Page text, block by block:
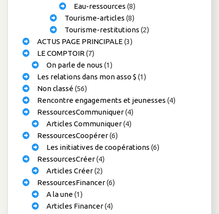
Eau-ressources (8)
Tourisme-articles (8)
Tourisme-restitutions (2)
ACTUS PAGE PRINCIPALE(3)
LE COMPTOIR (7)
On parle de nous (1)
Les relations dans mon asso $ (1)
Non classé(56)
Rencontre engagements et jeunesses (4)
RessourcesCommuniquer(4)
Articles Communiquer(4)
RessourcesCoopérer(6)
Les initiatives de coopérations (6)
RessourcesCréer(4)
Articles Créer(2)
RessourcesFinancer(6)
A la une(1)
Articles Financer(4)